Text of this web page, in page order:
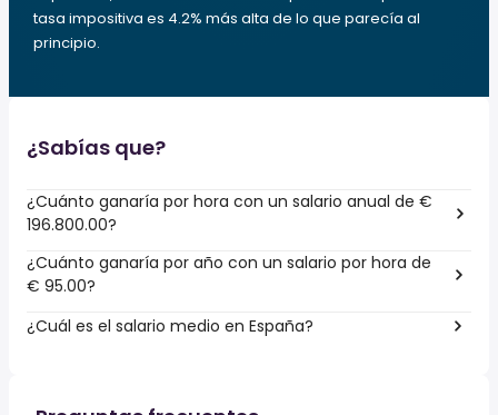
tasa impositiva es 4.2% más alta de lo que parecía al
principio.
¿Sabías que?
¿Cuánto ganaría por hora con un salario anual de €
196.800.00?
¿Cuánto ganaría por año con un salario por hora de
€ 95.00?
¿Cuál es el salario medio en España?